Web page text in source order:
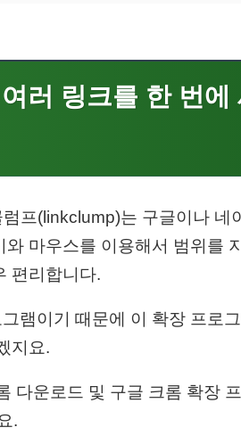
러 링크를 한 번에
프(linkclump)는 구글이나 네
마우스를 이용해서 범위를
편리합니다.
램이기 때문에 이 확장 프로
지요.
다운로드 및 구글 크롬 확장
.